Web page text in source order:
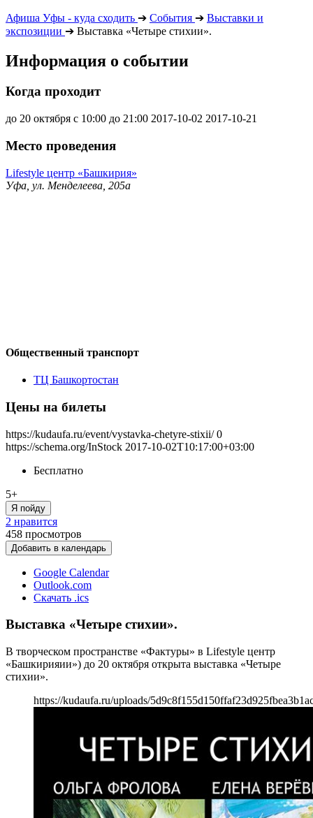
Афиша Уфы - куда сходить ➔ События ➔ Выставки и
экспозиции ➔ Выставка «Четыре стихии».
Информация о событии
Когда проходит
до 20 октября с 10:00 до 21:00 2017-10-02 2017-10-21
Место проведения
Lifestyle центр «Башкирия»
Уфа, ул. Менделеева, 205а
Общественный транспорт
ТЦ Башкортостан
Цены на билеты
https://kudaufa.ru/event/vystavka-chetyre-stixii/ 0
https://schema.org/InStock 2017-10-02T10:17:00+03:00
Бесплатно
5+
Я пойду
2 нравится
458 просмотров
Добавить в календарь
Google Calendar
Outlook.com
Скачать .ics
Выставка «Четыре стихии».
В творческом пространстве «Фактуры» в Lifestyle центр
«Башкирияии») до 20 октября открыта выставка «Четыре
стихии».
https://kudaufa.ru/uploads/